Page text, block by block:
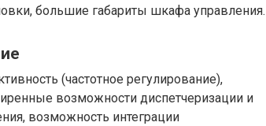
большие габариты шкафа управления.
(частотное регулирование),
возможности диспетчеризации и
возможность интеграции